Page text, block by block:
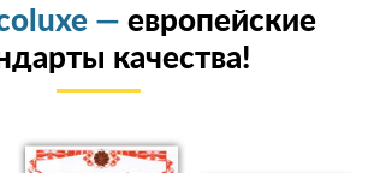
— европейские
качества!